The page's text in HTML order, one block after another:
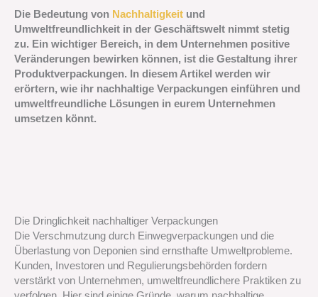
Die Bedeutung von Nachhaltigkeit und
Umweltfreundlichkeit in der Geschäftswelt nimmt stetig
zu. Ein wichtiger Bereich, in dem Unternehmen positive
Veränderungen bewirken können, ist die Gestaltung ihrer
Produktverpackungen. In diesem Artikel werden wir
erörtern, wie ihr nachhaltige Verpackungen einführen und
umweltfreundliche Lösungen in eurem Unternehmen
umsetzen könnt.
Die Dringlichkeit nachhaltiger Verpackungen
Die Verschmutzung durch Einwegverpackungen und die
Überlastung von Deponien sind ernsthafte Umweltprobleme.
Kunden, Investoren und Regulierungsbehörden fordern
verstärkt von Unternehmen, umweltfreundlichere Praktiken zu